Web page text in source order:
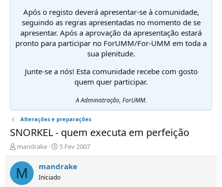
Após o registo deverá apresentar-se à comunidade,
seguindo as regras apresentadas no momento de se
apresentar. Após a aprovação da apresentação estará
pronto para participar no ForUMM/For-UMM em toda a
sua plenitude.
Junte-se a nós! Esta comunidade recebe com gosto
quem quer participar.
A Administração, ForUMM.
Alterações e preparações
SNORKEL - quem executa em perfeição
I
n
i
c
i
mandrake
D
a
t
d
5 Fev 2007
M mandrake
Iniciado